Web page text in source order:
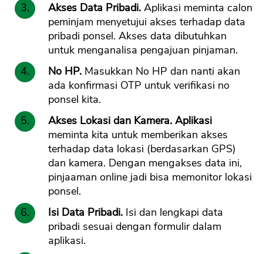
Akses Data Pribadi. Aplikasi meminta calon
peminjam menyetujui akses terhadap data
pribadi ponsel. Akses data dibutuhkan
untuk menganalisa pengajuan pinjaman.
No HP. Masukkan No HP dan nanti akan
ada konfirmasi OTP untuk verifikasi no
ponsel kita.
Akses Lokasi dan Kamera. Aplikasi
meminta kita untuk memberikan akses
terhadap data lokasi (berdasarkan GPS)
dan kamera. Dengan mengakses data ini,
pinjaaman online jadi bisa memonitor lokasi
ponsel.
Isi Data Pribadi. Isi dan lengkapi data
pribadi sesuai dengan formulir dalam
aplikasi.